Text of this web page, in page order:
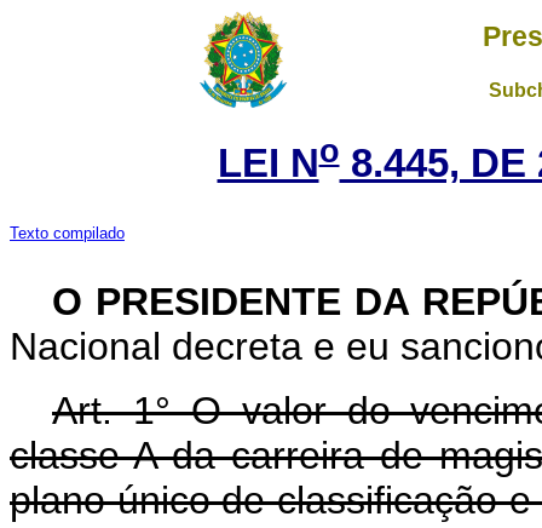
LEI No8.445, DE
Texto compilado
O PRESIDENTE DA
Nacional decreta e eu
Art. 1° O valor do
classe A da carreira de
plano único de classificação